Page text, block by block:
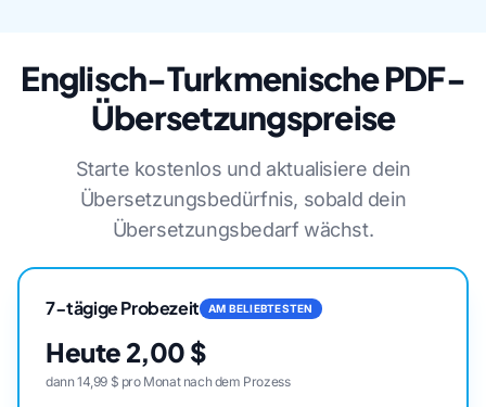
Englisch-Turkmenische PDF-
Übersetzungspreise
Starte kostenlos und aktualisiere dein
Übersetzungsbedürfnis, sobald dein
Übersetzungsbedarf wächst.
7-tägige Probezeit AM BELIEBTESTEN
Heute 2,00 $
dann 14,99 $ pro Monat nach dem Prozess